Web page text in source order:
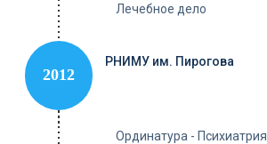
Лечебное дело
2012
РНИМУ им. Пирогова
Ординатура - Психиатрия